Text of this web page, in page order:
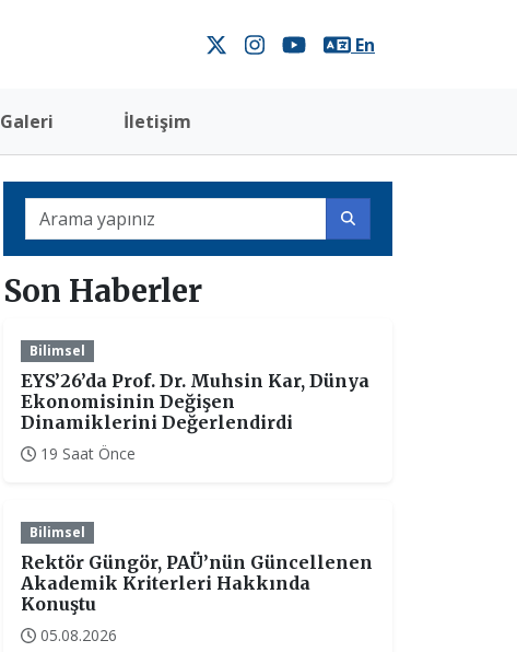
En
Galeri İletişim
Son Haberler
Bilimsel
EYS’26’da Prof. Dr. Muhsin Kar, Dünya
Ekonomisinin Değişen
Dinamiklerini Değerlendirdi
19 Saat Önce
Bilimsel
Rektör Güngör, PAÜ’nün Güncellenen
Akademik Kriterleri Hakkında
Konuştu
05.08.2026